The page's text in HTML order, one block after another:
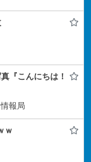
『こんにちは！
報局
ｗ